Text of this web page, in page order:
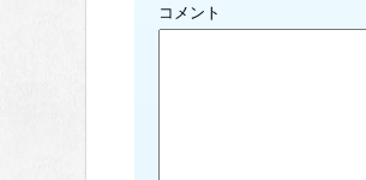
コメント